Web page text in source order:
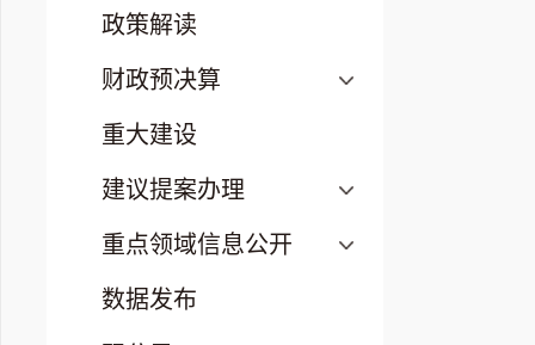
政策解读
财政预决算
重大建设
建议提案办理
重点领域信息公开
数据发布